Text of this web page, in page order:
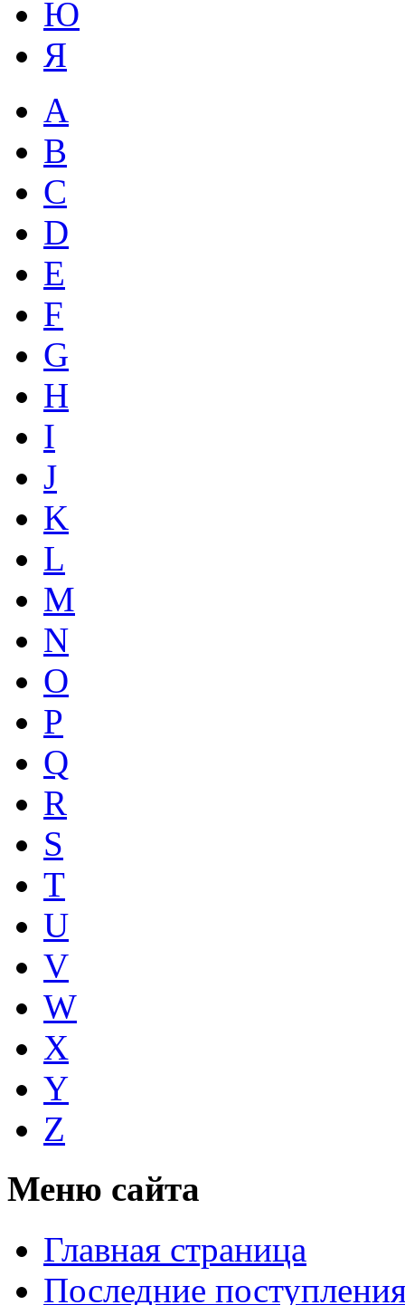
Ю
Я
A
B
C
D
E
F
G
H
I
J
K
L
M
N
O
P
Q
R
S
T
U
V
W
X
Y
Z
Меню сайта
Главная страница
Последние